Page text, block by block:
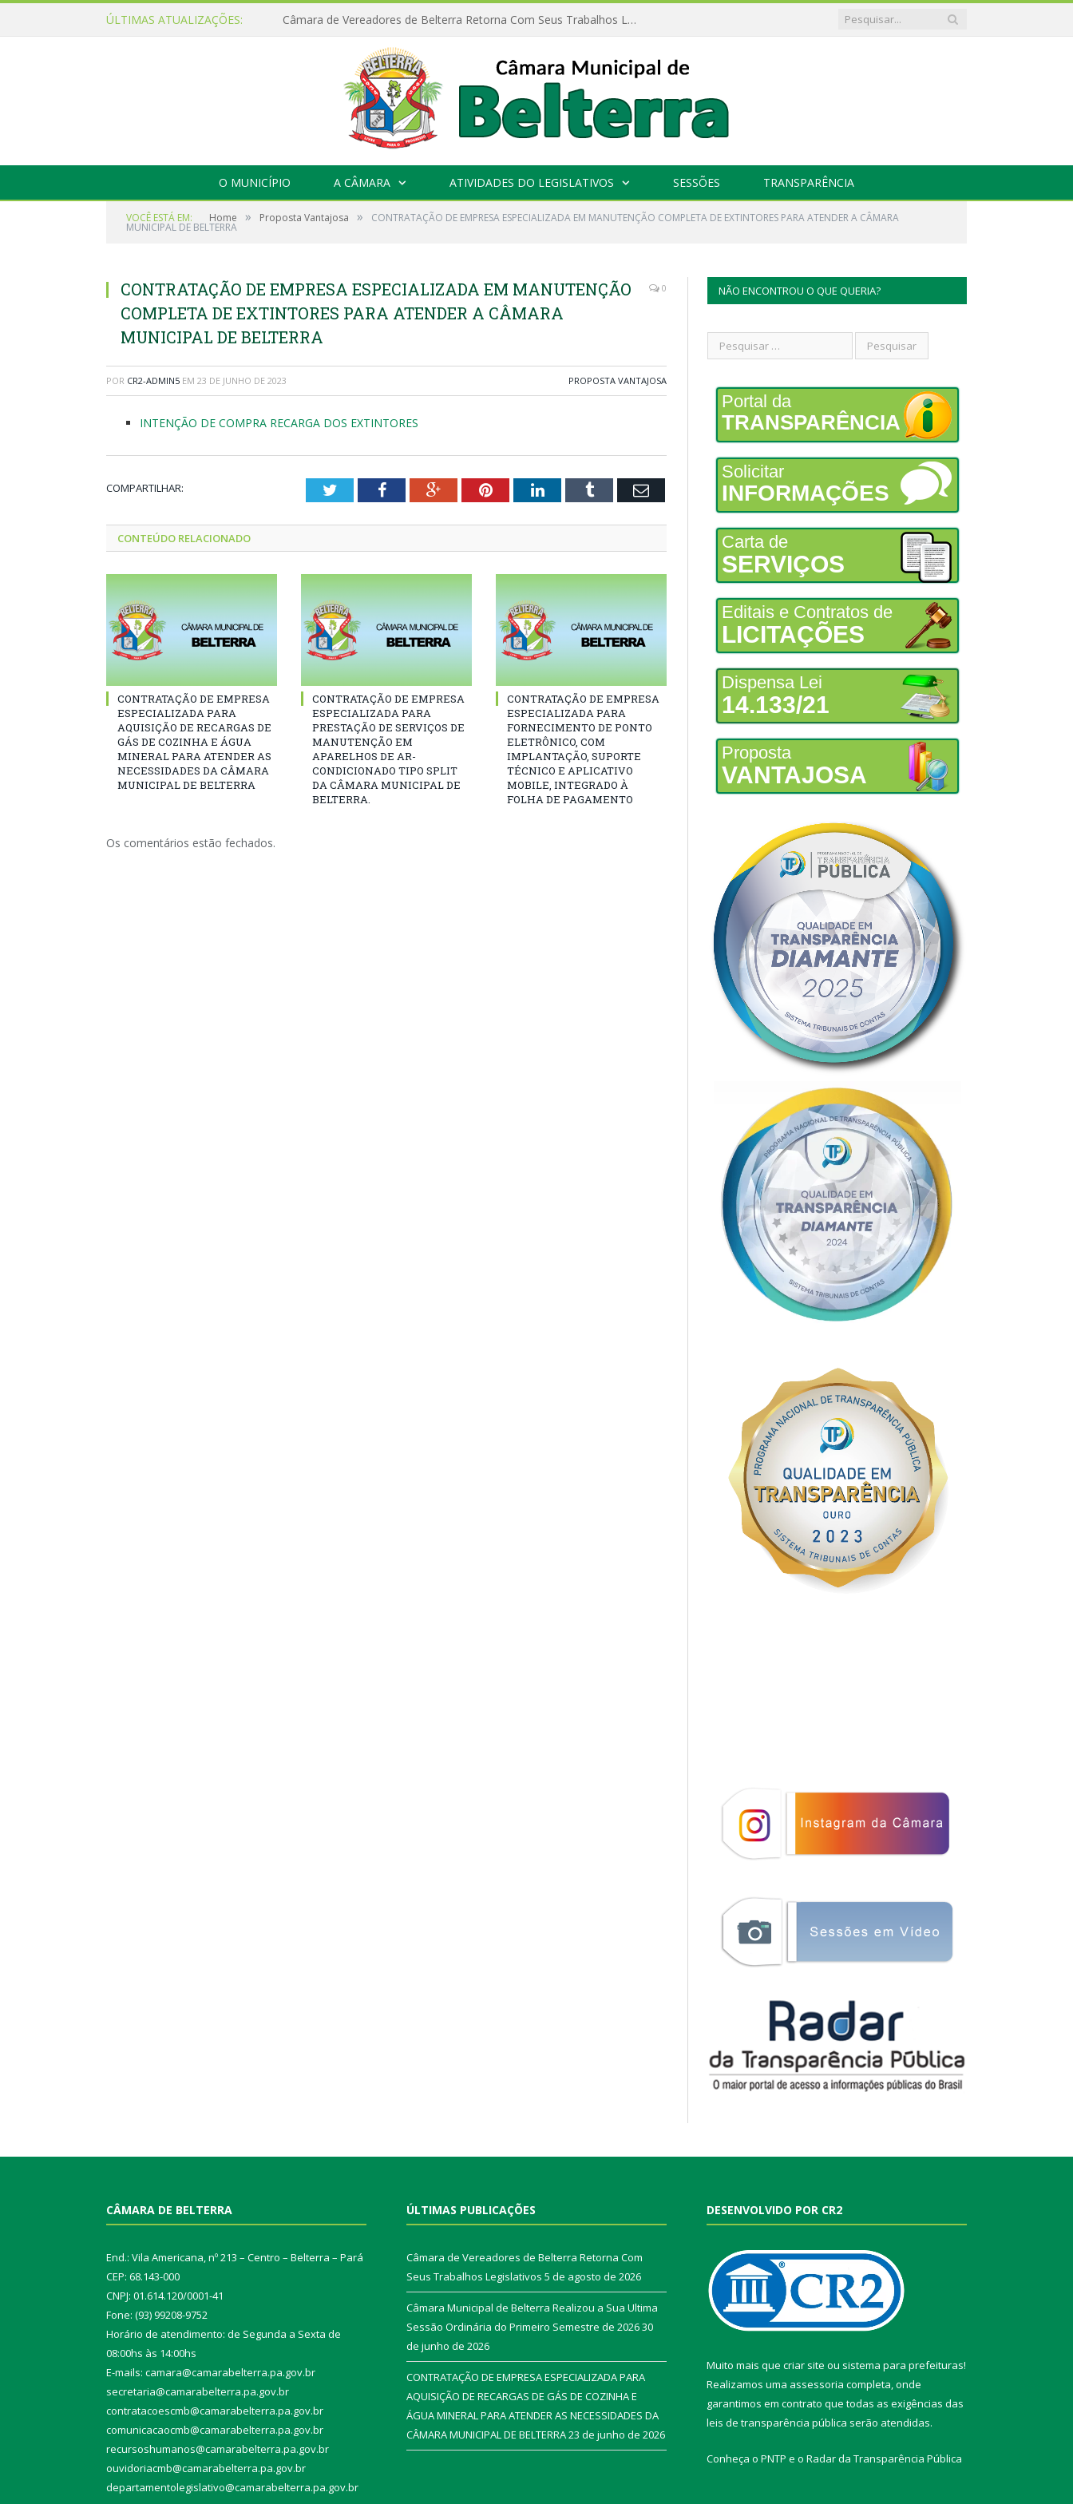
ÚLTIMAS ATUALIZAÇÕES: Câmara de Vereadores de Belterra Retorna Com Seus Trabalhos Legislativos
O MUNICÍPIO A CÂMARA ATIVIDADES DO LEGISLATIVOS SESSÕES TRANSPARÊNCIA
VOCÊ ESTÁ EM: Home » Proposta Vantajosa » CONTRATAÇÃO DE EMPRESA ESPECIALIZADA EM MANUTENÇÃO COMPLETA DE EXTINTORES PARA ATENDER A CÂMARA
MUNICIPAL DE BELTERRA
CONTRATAÇÃO DE EMPRESA ESPECIALIZADA EM MANUTENÇÃO
COMPLETA DE EXTINTORES PARA ATENDER A CÂMARA
MUNICIPAL DE BELTERRA
0
POR CR2-ADMIN5 EM 23 DE JUNHO DE 2023 PROPOSTA VANTAJOSA
INTENÇÃO DE COMPRA RECARGA DOS EXTINTORES
COMPARTILHAR: TwitterFacebookGoogle+PinterestLinkedInTumblr Email
CONTEÚDO RELACIONADO
CONTRATAÇÃO DE EMPRESA
ESPECIALIZADA PARA
AQUISIÇÃO DE RECARGAS DE
GÁS DE COZINHA E ÁGUA
MINERAL PARA ATENDER AS
NECESSIDADES DA CÂMARA
MUNICIPAL DE BELTERRA
CONTRATAÇÃO DE EMPRESA
ESPECIALIZADA PARA
PRESTAÇÃO DE SERVIÇOS DE
MANUTENÇÃO EM
APARELHOS DE AR-
CONDICIONADO TIPO SPLIT
DA CÂMARA MUNICIPAL DE
BELTERRA.
CONTRATAÇÃO DE EMPRESA
ESPECIALIZADA PARA
FORNECIMENTO DE PONTO
ELETRÔNICO, COM
IMPLANTAÇÃO, SUPORTE
TÉCNICO E APLICATIVO
MOBILE, INTEGRADO À
FOLHA DE PAGAMENTO
Os comentários estão fechados.
NÃO ENCONTROU O QUE QUERIA?
Portal da
TRANSPARÊNCIA
Solicitar
INFORMAÇÕES
Carta de
SERVIÇOS
Editais e Contratos de
LICITAÇÕES
Dispensa Lei
14.133/21
Proposta
VANTAJOSA
CÂMARA DE BELTERRA
End.: Vila Americana, nº 213 – Centro – Belterra – Pará
CEP: 68.143-000
CNPJ: 01.614.120/0001-41
Fone: (93) 99208-9752
Horário de atendimento: de Segunda a Sexta de
08:00hs às 14:00hs
E-mails: camara@camarabelterra.pa.gov.br
secretaria@camarabelterra.pa.gov.br
contratacoescmb@camarabelterra.pa.gov.br
comunicacaocmb@camarabelterra.pa.gov.br
recursoshumanos@camarabelterra.pa.gov.br
ouvidoriacmb@camarabelterra.pa.gov.br
departamentolegislativo@camarabelterra.pa.gov.br
ÚLTIMAS PUBLICAÇÕES
Câmara de Vereadores de Belterra Retorna Com
Seus Trabalhos Legislativos 5 de agosto de 2026
Câmara Municipal de Belterra Realizou a Sua Ultima
Sessão Ordinária do Primeiro Semestre de 202630
de junho de 2026
CONTRATAÇÃO DE EMPRESA ESPECIALIZADA PARA
AQUISIÇÃO DE RECARGAS DE GÁS DE COZINHA E
ÁGUA MINERAL PARA ATENDER AS NECESSIDADES DA
CÂMARA MUNICIPAL DE BELTERRA23 de junho de 2026
DESENVOLVIDO POR CR2
Muito mais que criar site ou sistema para prefeituras!
Realizamos uma assessoria completa, onde
garantimos em contrato que todas as exigências das
leis de transparência pública serão atendidas.
Conheça o PNTP e o Radar da Transparência Pública